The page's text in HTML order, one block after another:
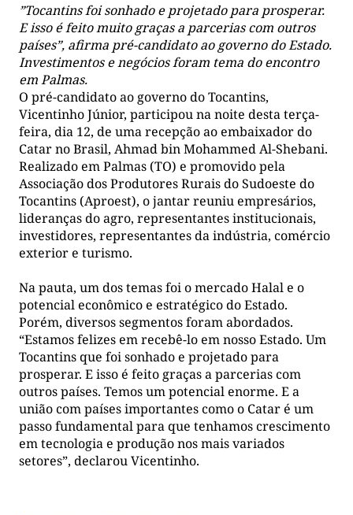
”Tocantins foi sonhado e projetado para prosperar.
E isso é feito muito graças a parcerias com outros
países”, afirma pré-candidato ao governo do Estado.
Investimentos e negócios foram tema do encontro
em Palmas.
O pré-candidato ao governo do Tocantins,
Vicentinho Júnior, participou na noite desta terça-
feira, dia 12, de uma recepção ao embaixador do
Catar no Brasil, Ahmad bin Mohammed Al-Shebani.
Realizado em Palmas (TO) e promovido pela
Associação dos Produtores Rurais do Sudoeste do
Tocantins (Aproest), o jantar reuniu empresários,
lideranças do agro, representantes institucionais,
investidores, representantes da indústria, comércio
exterior e turismo.
Na pauta, um dos temas foi o mercado Halal e o
potencial econômico e estratégico do Estado.
Porém, diversos segmentos foram abordados.
“Estamos felizes em recebê-lo em nosso Estado. Um
Tocantins que foi sonhado e projetado para
prosperar. E isso é feito graças a parcerias com
outros países. Temos um potencial enorme. E a
união com países importantes como o Catar é um
passo fundamental para que tenhamos crescimento
em tecnologia e produção nos mais variados
setores”, declarou Vicentinho.